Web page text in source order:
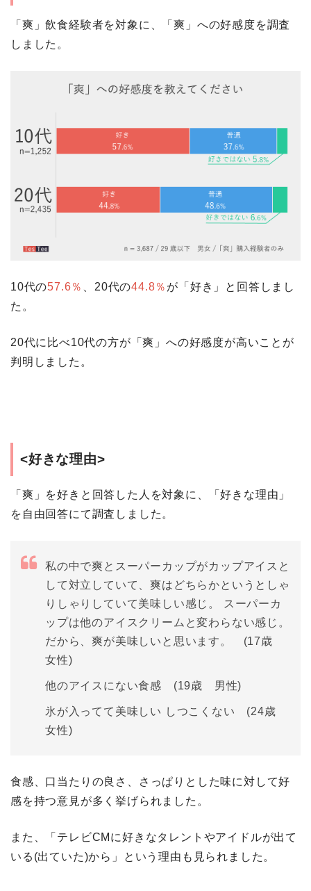
「爽」飲食経験者を対象に、「爽」への好感度を調査
しました。
10代の57.6％ 、20代の44.8％ が「好き」と回答しまし
た。
20代に比べ10代の方が「爽」への好感度が高いことが
判明しました。
<好きな理由>
「爽」を好きと回答した人を対象に、「好きな理由」
を自由回答にて調査しました。
私の中で爽とスーパーカップがカップアイスと
して対立していて、爽はどちらかというとしゃ
りしゃりしていて美味しい感じ。 スーパーカ
ップは他のアイスクリームと変わらない感じ。
だから、爽が美味しいと思います。 (17歳
女性)
他のアイスにない食感 (19歳 男性)
氷が入ってて美味しい しつこくない (24歳
女性)
食感、口当たりの良さ、さっぱりとした味に対して好
感を持つ意見が多く挙げられました。
また、「テレビCMに好きなタレントやアイドルが出て
いる(出ていた)から」という理由も見られました。